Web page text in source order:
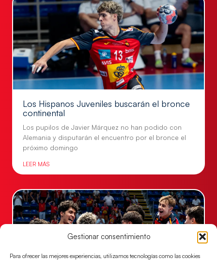
Gestionar consentimiento
Para ofrecer las mejores experiencias, utilizamos tecnologías como las cookies
Los Hispanos Juveniles buscarán el bronce
continental
Los pupilos de Javier Márquez no han podido con
Alemania y disputarán el encuentro por el bronce el
próximo domingo
LEER MÁS